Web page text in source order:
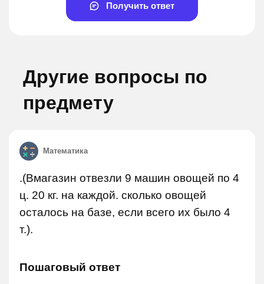
Получить ответ
Другие вопросы по
предмету
Математика
.(Вмагазин отвезли 9 машин овощей по 4
ц. 20 кг. на каждой. сколько овощей
осталось на базе, если всего их было 4
т.).
Пошаговый ответ